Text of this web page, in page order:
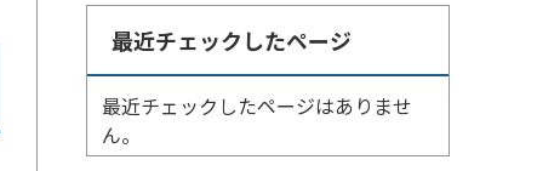
最近チェックしたページ
最近チェックしたページはありませ
ん。